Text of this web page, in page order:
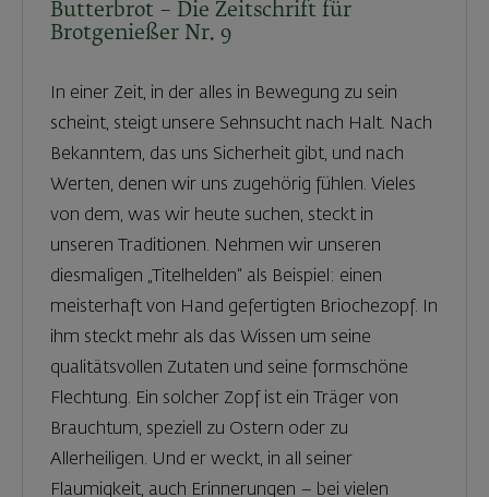
Butterbrot – Die Zeitschrift für
Brotgenießer Nr. 9
In einer Zeit, in der alles in Bewegung zu sein
scheint, steigt unsere Sehnsucht nach Halt. Nach
Bekanntem, das uns Sicherheit gibt, und nach
Werten, denen wir uns zugehörig fühlen. Vieles
von dem, was wir heute suchen, steckt in
unseren Traditionen. Nehmen wir unseren
diesmaligen „Titelhelden“ als Beispiel: einen
meisterhaft von Hand gefertigten Briochezopf. In
ihm steckt mehr als das Wissen um seine
qualitätsvollen Zutaten und seine formschöne
Flechtung. Ein solcher Zopf ist ein Träger von
Brauchtum, speziell zu Ostern oder zu
Allerheiligen. Und er weckt, in all seiner
Flaumigkeit, auch Erinnerungen – bei vielen